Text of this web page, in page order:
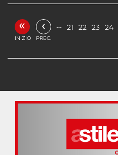
«
INIZIO
‹
PREC.
… 21 22 23 24